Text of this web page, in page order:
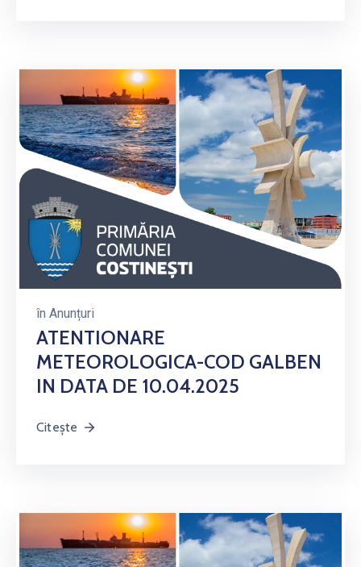
în Anunțuri
ATENTIONARE
METEOROLOGICA-COD GALBEN
IN DATA DE 10.04.2025
Citește